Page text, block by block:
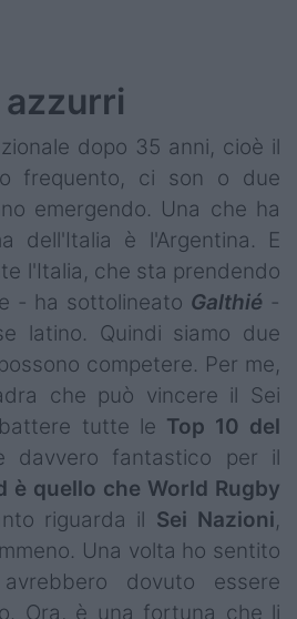
dopo 35 anni, cioè il
frequento, ci son o due
emergendo. Una che ha
dell'Italia è l'Argentina. E
l'Italia, che sta prendendo
- ha sottolineato Galthié -
latino. Quindi siamo due
competere. Per me,
che può vincere il Sei
tutte le Top 10 del
davvero fantastico per il
è quello che World Rugby
riguarda il Sei Nazioni,
Una volta ho sentito
dovuto essere
Ora, è una fortuna che li